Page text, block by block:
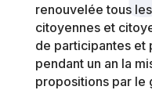
renouvelée tous
citoyennes et
de participantes et
pendant un an la
propositions par le